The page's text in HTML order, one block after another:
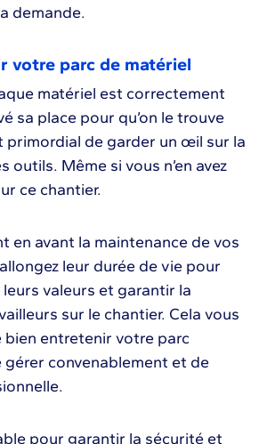
demande.
votre parc de matériel
matériel est correctement
sa place pour qu’on le trouve
primordial de garder un œil sur la
outils. Même si vous n’en avez
ce chantier.
en avant la maintenance de vos
leur durée de vie pour
valeurs et garantir la
sur le chantier. Cela vous
bien entretenir votre parc
gérer convenablement et de
pour garantir la sécurité et